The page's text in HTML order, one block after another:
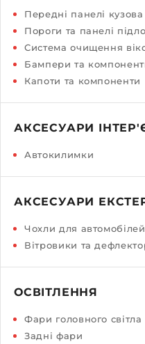
Передні панелі
Пороги та панелі
Система очищення
Бампери та
Капоти та компоненти
АКСЕСУАРИ
Автокилимки
АКСЕСУАРИ
Чохли для автомобілей
Вітровики та
ОСВІТЛЕННЯ
Фари головного світла
Задні фари